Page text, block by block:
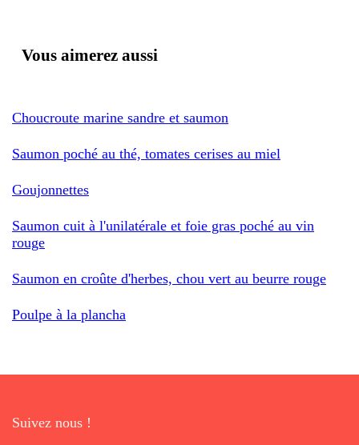
Vous aimerez aussi
Choucroute marine sandre et saumon
Saumon poché au thé, tomates cerises au miel
Goujonnettes
Saumon cuit à l'unilatérale et foie gras poché au vin
rouge
Saumon en croûte d'herbes, chou vert au beurre rouge
Poulpe à la plancha
Suivez nous !